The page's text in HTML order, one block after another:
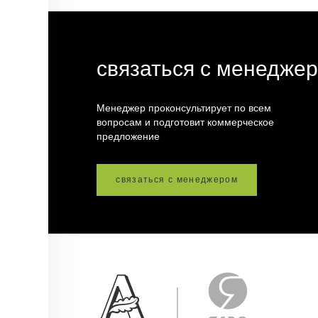
связаться с
Менеджер проконсультирует по всем
вопросам и подготовит коммерческое
предложение
связаться с менеджером